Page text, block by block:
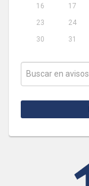
16
17
23
24
30
31